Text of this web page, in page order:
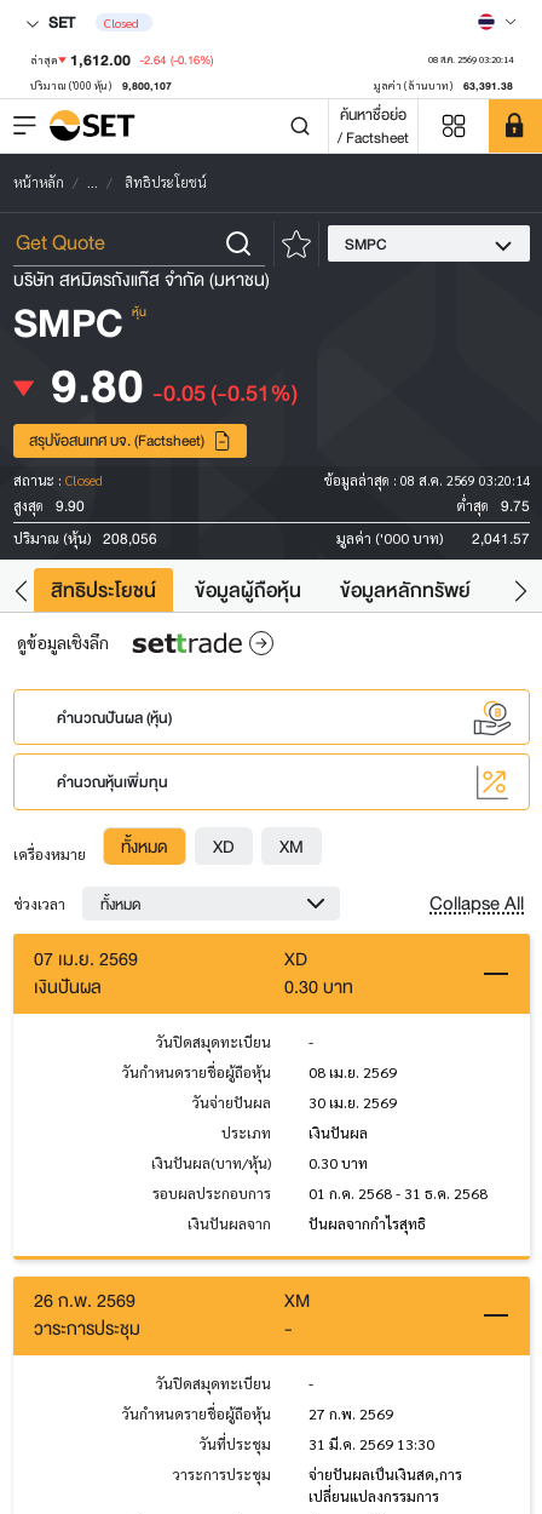
SET Closed
ล่าสุด 1,612.00 -2.64 (-0.16%) 08 ส.ค. 2569 03:20:14
ปริมาณ ('000 หุ้น) 9,800,107 มูลค่า (ล้านบาท) 63,391.38
ค้นหาชื่อย่อ
/ Factsheet
หน้าหลัก ... สิทธิประโยชน์
SMPC
บริษัท สหมิตรถังแก๊ส จำกัด (มหาชน)
SMPC หุ้น
9.80 -0.05(-0.51%)
สรุปข้อสนเทศ บจ. (Factsheet)
สถานะ : Closed ข้อมูลล่าสุด : 08 ส.ค. 2569 03:20:14
สูงสุด
9.90 ต่ำสุด 9.75
ปริมาณ (หุ้น) 208,056 มูลค่า ('000 บาท) 2,041.57
สิทธิประโยชน์ ข้อมูลผู้ถือหุ้น ข้อมูลหลักทรัพย์
ดูข้อมูลเชิงลึก
คำนวณปันผล (หุ้น)
คำนวณหุ้นเพิ่มทุน
เครื่องหมาย ทั้งหมด XD XM
ช่วงเวลา ทั้งหมด Collapse All
07 เม.ย. 2569
XD
เงินปันผล
0.30 บาท
วันปิดสมุดทะเบียน
-
วันกำหนดรายชื่อผู้ถือหุ้น
08 เม.ย. 2569
วันจ่ายปันผล
30 เม.ย. 2569
ประเภท
เงินปันผล
เงินปันผล(บาท/หุ้น)
0.30 บาท
รอบผลประกอบการ
01 ก.ค. 2568 - 31 ธ.ค. 2568
เงินปันผลจาก
ปันผลจากกำไรสุทธิ
26 ก.พ. 2569
XM
วาระการประชุม
-
วันปิดสมุดทะเบียน
-
วันกำหนดรายชื่อผู้ถือหุ้น
27 ก.พ. 2569
วันที่ประชุม
31 มี.ค. 2569 13:30
วาระการประชุม
จ่ายปันผลเป็นเงินสด,การ
เปลี่ยนแปลงกรรมการ